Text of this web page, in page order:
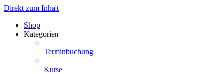
Direkt zum Inhalt
Shop
Kategorien
Terminbuchung
Kurse